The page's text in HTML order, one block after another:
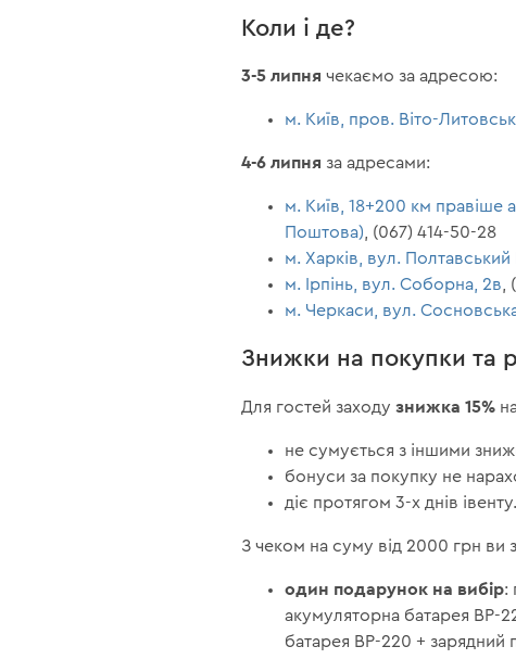
Коли і де?
3-5 липнячекаємо за адресою:
м. Київ, пров. Віто-
4-6 липня за адресами:
м. Київ, 18+200 км правіше
Поштова) , (067) 414-50-28
м. Харків, вул.
м. Ірпінь, вул. Соборна, 2в
м. Черкаси, вул.
Знижки на покупки та
Для гостей заходузнижка 15%
не сумується з іншими
бонуси за покупку не
діє протягом 3-х днів івенту.
З чеком на суму від 2000 грн ви
один подарунок на вибір:
акумуляторна батарея BP-
батарея BP-220 + зарядний